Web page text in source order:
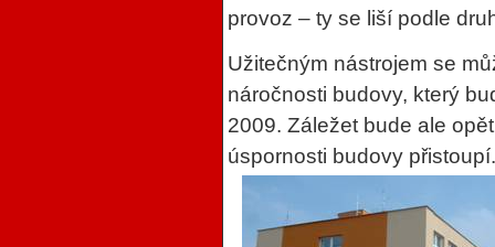
provoz – ty se liší podle
Užitečným nástrojem se
náročnosti budovy, který
2009. Záležet bude ale
úspornosti budovy